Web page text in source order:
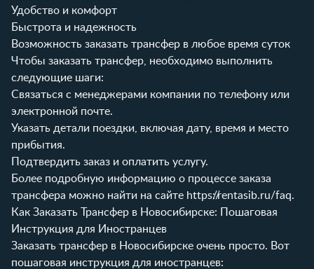
Удобство и комфорт
Быстрота и надежность
Возможность заказать трансфер в любое время суток
Чтобы заказать трансфер, необходимо выполнить
следующие шаги:
Связаться с менеджерами компании по телефону или
электронной почте.
Указать детали поездки, включая дату, время и место
прибытия.
Подтвердить заказ и оплатить услугу.
Более подробную информацию о процессе заказа
трансфера можно найти на сайте https://rentasib.ru/faq.
Как Заказать Трансфер в Новосибирске: Пошаговая
Инструкция для Иностранцев
Заказать трансфер в Новосибирске очень просто. Вот
пошаговая инструкция для иностранцев: